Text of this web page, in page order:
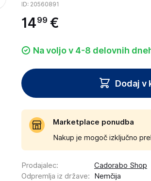
ID: 20560891
1499 €
Na voljo v 4-8 delovnih
Dodaj v
Marketplace ponudba
Nakup je mogoč izključno
Prodajalec:
Cadorabo Shop
Odpremlja iz države:
Nemčija